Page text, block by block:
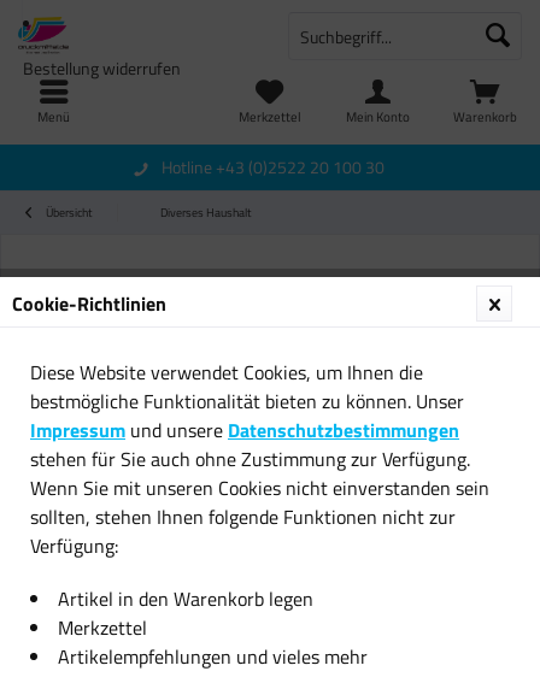
Menü Warenkorb
Merkzettel
Bestellung widerrufen
Mein Konto
Hotline +43 (0)2522 20 100 30
Übersicht Diverses Haushalt
Cookie-Richtlinien
Diese Website verwendet Cookies, um Ihnen die
bestmögliche Funktionalität bieten zu können. Unser
Impressum und unsere Datenschutzbestimmungen
stehen für Sie auch ohne Zustimmung zur Verfügung.
Wenn Sie mit unseren Cookies nicht einverstanden sein
sollten, stehen Ihnen folgende Funktionen nicht zur
Verfügung:
Artikel in den Warenkorb legen
Merkzettel
Artikelempfehlungen und vieles mehr